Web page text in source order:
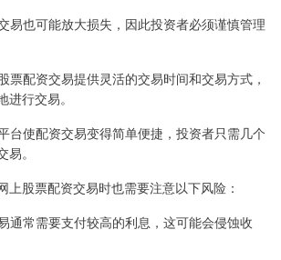
易也可能放大损失，因此投资者必须谨慎管理
票配资交易提供灵活的交易时间和交易方式，
行交易。
台使配资交易变得简单便捷，投资者只需几个
。
上股票配资交易时也需要注意以下风险：
通常需要支付较高的利息，这可能会侵蚀收